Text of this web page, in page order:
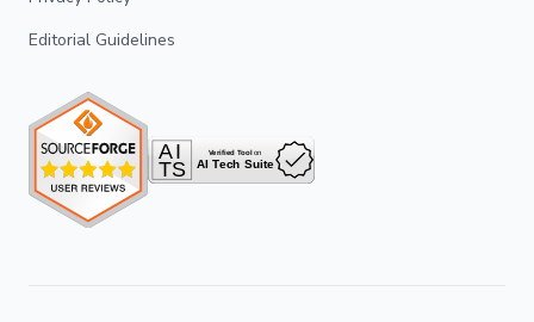
Editorial Guidelines